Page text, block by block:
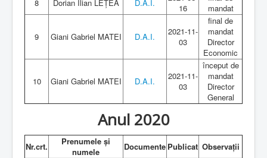
8
Dorian Ilian LEȚEA D.A.I.
16
mandat
9 Giani Gabriel MATEI D.A.I.
2021-11-
03
final de
mandat
Director
Economic
10 Giani Gabriel MATEI D.A.I.
2021-11-
03
început de
mandat
Director
General
Anul 2020
Nr.crt.
Prenumele și
numele
Documente Publicat Observații